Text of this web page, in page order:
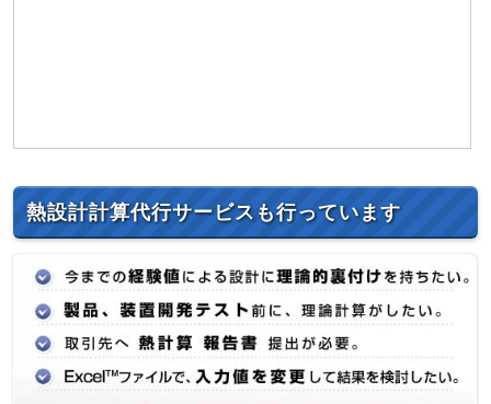
熱設計計算代行サービスも行っています